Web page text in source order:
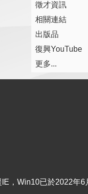
徵才資訊
相關連結
出版品
復興YouTube
更多...
，Win10已於2022年6